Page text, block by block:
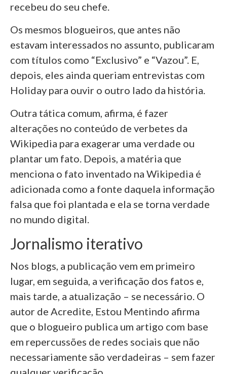
recebeu do seu chefe.
Os mesmos blogueiros, que antes não
estavam interessados no assunto, publicaram
com títulos como “Exclusivo” e “Vazou”. E,
depois, eles ainda queriam entrevistas com
Holiday para ouvir o outro lado da história.
Outra tática comum, afirma, é fazer
alterações no conteúdo de verbetes da
Wikipedia para exagerar uma verdade ou
plantar um fato. Depois, a matéria que
menciona o fato inventado na Wikipedia é
adicionada como a fonte daquela informação
falsa que foi plantada e ela se torna verdade
no mundo digital.
Jornalismo iterativo
Nos blogs, a publicação vem em primeiro
lugar, em seguida, a verificação dos fatos e,
mais tarde, a atualização – se necessário. O
autor de Acredite, Estou Mentindo afirma
que o blogueiro publica um artigo com base
em repercussões de redes sociais que não
necessariamente são verdadeiras – sem fazer